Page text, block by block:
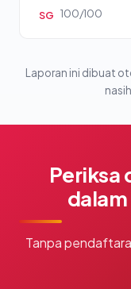
SG 100/100
Laporan ini dibuat
Periksa
Tanpa